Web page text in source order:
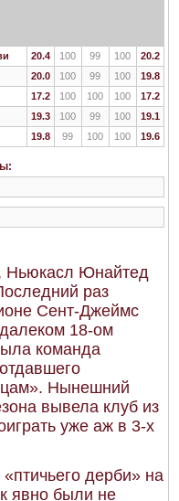
20.4 100 99 100
20.2
20.0 100 99 100
19.8
17.2 100 100 100
17.2
19.3 100 99 100
19.1
19.8 99 100 100 19.6
Ньюкасл Юнайтед
раз
Сент-Джеймс
18-ом
команда
Нынешний
вывела клуб из
уже аж в 3-х
дерби» на
явно были не